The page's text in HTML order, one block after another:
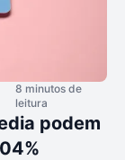
8 minutos de
leitura
podem